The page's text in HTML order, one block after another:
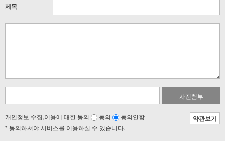
제목
사진첨부
개인정보 수집,이용에 대한 동의 동의 동의안함 약관보기
* 동의하셔야 서비스를 이용하실 수 있습니다.